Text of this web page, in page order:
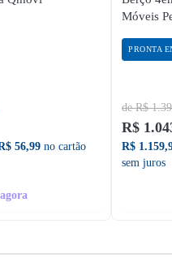
56,99 no cartão
Móveis
PRONTA
de R$
R$
R$
sem juros